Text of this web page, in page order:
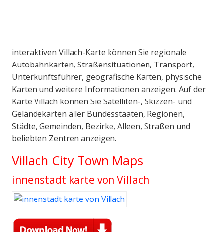
interaktiven Villach-Karte können Sie regionale
Autobahnkarten, Straßensituationen, Transport,
Unterkunftsführer, geografische Karten, physische
Karten und weitere Informationen anzeigen. Auf der
Karte Villach können Sie Satelliten-, Skizzen- und
Geländekarten aller Bundesstaaten, Regionen,
Städte, Gemeinden, Bezirke, Alleen, Straßen und
beliebten Zentren anzeigen.
Villach City Town Maps
innenstadt karte von Villach